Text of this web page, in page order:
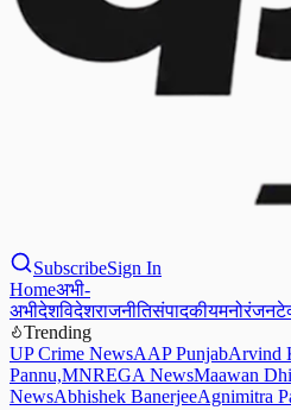
SubscribeSign In
Homeअभी-
अभीदेशविदेशराजनीतिसंपादकीयमनोरंजन
Trending
UP Crime NewsAAP PunjabArvind
Pannu,MNREGA NewsMaawan
NewsAbhishek BanerjeeAgnimitra